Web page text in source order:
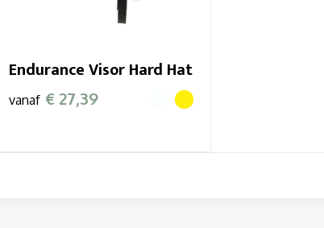
Endurance Visor Hard Hat
vanaf € 27,39